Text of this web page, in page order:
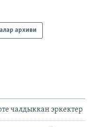
архиви
чалдыккан эркектер